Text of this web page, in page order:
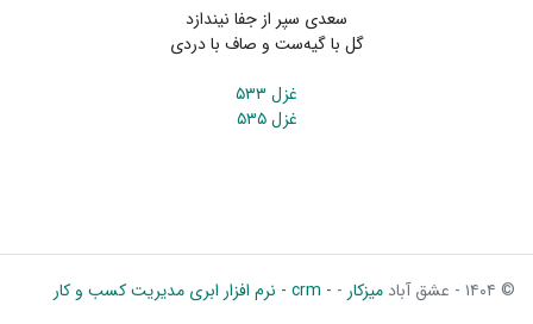
سعدی سپر از جفا نیندازد
گل با گیه‌ست و صاف با دردی
غزل ۵۳۳
غزل ۵۳۵
© ۱۴۰۴ - عشق آباد میزکار - - crm - نرم افزار ابری مدیریت کسب و کار